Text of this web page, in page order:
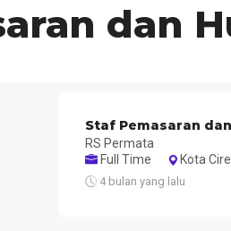
dan
Staf Pemasaran
RS Permata
Full Time
Kota
4 bulan yang lalu